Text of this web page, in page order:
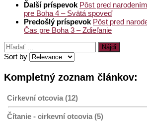
Ďalší príspevok Pôst pred
pre Boha 4 – Svätá spoveď
Predošlý príspevok Pôst pred
Čas pre Boha 3 – Zdieľanie
Hľadať:
Sort by
Kompletný zoznam článkov:
Cirkevní otcovia (12)
Čítanie - cirkevní otcovia (5)